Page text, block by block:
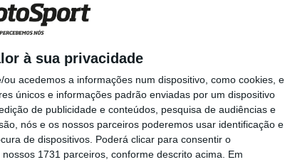
à sua privacidade
ou acedemos a informações num dispositivo, como cookies, e
únicos e informações padrão enviadas por um dispositivo
de publicidade e conteúdos, pesquisa de audiências e
nós e os nossos parceiros poderemos usar identificação e
de dispositivos. Poderá clicar para consentir o
1731 parceiros, conforme descrito acima. Em